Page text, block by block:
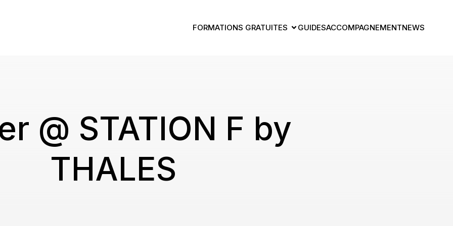
FORMATIONS GRATUITES GUIDESACCOMPAGNEMENTNEWS
@ STATION F by
THALES